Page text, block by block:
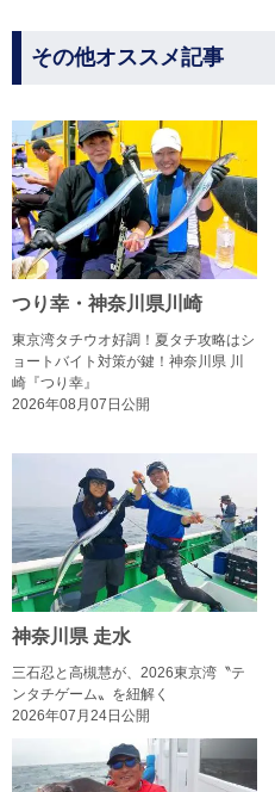
その他オススメ記事
つり幸・神奈川県川崎
東京湾タチウオ好調！夏タチ攻略はシ
ョートバイト対策が鍵！神奈川県 川
崎『つり幸』
2026年08月07日公開
神奈川県 走水
三石忍と高槻慧が、2026東京湾〝テ
ンタチゲーム〟を紐解く
2026年07月24日公開